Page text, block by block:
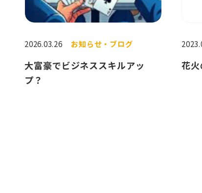
2026.03.26 お知らせ・ブログ
大富豪でビジネススキルアッ
プ？
花火